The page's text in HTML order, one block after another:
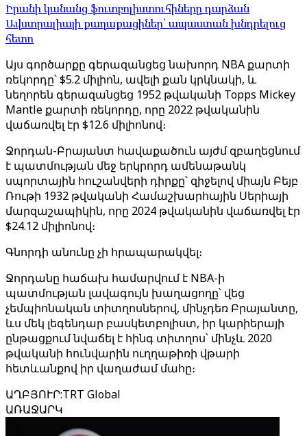
Իրանի կանանց ֆուտբոլիստուհիները դարձան
Ավստրալիայի քաղաքացիներ՝ ապաստան խնդրելուց
հետո
Այս գործարքը գերազանցեց նախորդ NBA քարտի
ռեկորդը՝ $5.2 միլիոն, ավելի քան կրկնակի, և
նեղորեն գերազանցեց 1952 թվականի Topps Mickey
Mantle քարտի ռեկորդը, որը 2022 թվականին
վաճառվել էր $12.6 միլիոնով։
Ջորդան-Բրայանտ հավաքածուն այժմ զբաղեցնում
է պատմության մեջ երկրորդ ամենաթանկ
սպորտային հուշանվերի դիրքը՝ զիջելով միայն Բեյբ
Ռութի 1932 թվականի Համաշխարհային Սերիայի
մարզաշապիկին, որը 2024 թվականին վաճառվել էր
$24.12 միլիոնով։
Գնորդի անունը չի հրապարակվել։
Ջորդանը հաճախ համարվում է NBA-ի
պատմության լավագույն խաղացողը՝ վեց
չեմպիոնական տիտղոսներով, մինչդեռ Բրայանտը,
ևս մեկ լեգենդար բասկետբոլիստ, իր կարիերայի
ընթացքում նվաճել է հինգ տիտղոս՝ մինչև 2020
թվականի հունվարին ուղղաթիռի վթարի
հետևանքով իր վաղաժամ մահը։
ԱՂԲՅՈՒՐ:TRT Global
ԱՌԱՋԱՐԿ